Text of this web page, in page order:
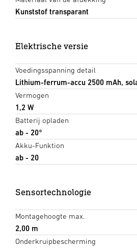
Kunststof transparant
Elektrische versie
Voedingsspanning detail
Lithium-ferrum-accu 2500 mAh,
Vermogen
1,2 W
Batterij opladen
ab - 20°
Akku-Funktion
ab - 20
Sensortechnologie
Montagehoogte max.
2,00 m
Onderkruipbescherming